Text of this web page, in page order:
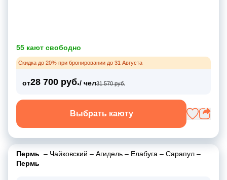
55 кают свободно
Скидка до 20% при бронировании до 31 Августа
от28 700 руб./ чел31 570 руб.
Выбрать каюту
Пермь – Чайковский – Агидель – Елабуга – Сарапул –
Пермь